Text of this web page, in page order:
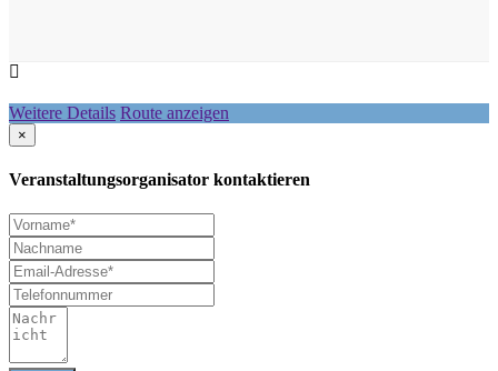
Weitere Details Route anzeigen
×
Veranstaltungsorganisator kontaktieren